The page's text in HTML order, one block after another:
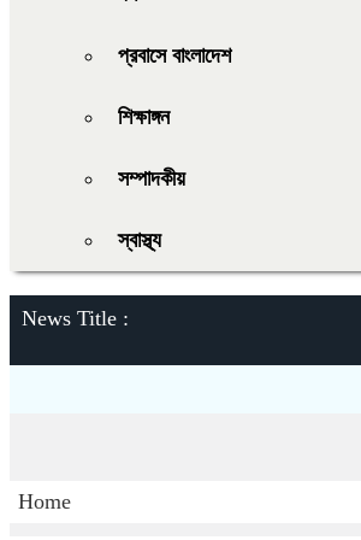
প্রবাসে বাংলাদেশ
শিক্ষাঙ্গন
সম্পাদকীয়
স্বাস্থ্য
News Title :
Home